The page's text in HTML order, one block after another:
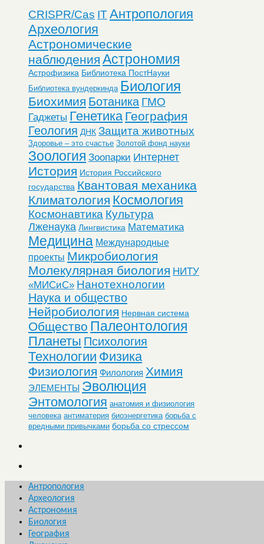
CRISPR/Cas ITАнтропология
Археология
Астрономические
наблюдения Астрономия
Астрофизика Библиотека ПостНауки
Библиотека вундеркинда Биология
Биохимия Ботаника ГМО
Гаджеты Генетика География
Геология ДНК Защита животных
Здоровье – это счастье Золотой фонд науки
Зоология Зоопарки Интернет
История История Российского
государства Квантовая механика
Климатология Космология
Космонавтика Культура
Лженаука Лингвистика Математика
Медицина Международные
проекты Микробиология
Молекулярная биология НИТУ
«МИСиС» Нанотехнологии
Наука и общество
Нейробиология Нервная система
Общество Палеонтология
Планеты Психология
Технологии Физика
Физиология Филология Химия
ЭЛЕМЕНТЫ Эволюция
Энтомология анатомия и физиология
человека антиматерия биоэнергетика борьба с
вредными привычками борьба со стрессом
Антропология
Археология
Астрономия
Биология
География